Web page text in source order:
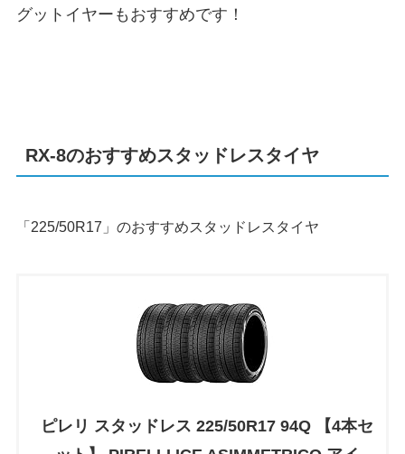
グットイヤーもおすすめです！
RX-8のおすすめスタッドレスタイヤ
「225/50R17」のおすすめスタッドレスタイヤ
ピレリ スタッドレス 225/50R17 94Q 【4本セ